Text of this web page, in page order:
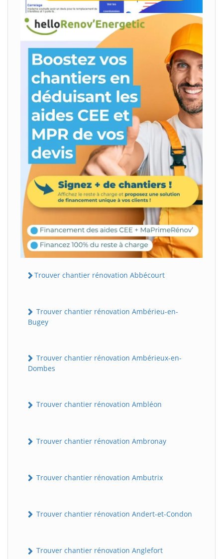
Trouver chantier rénovation Abbécourt
Trouver chantier rénovation Ambérieu-en-
Bugey
Trouver chantier rénovation Ambérieux-en-
Dombes
Trouver chantier rénovation Ambléon
Trouver chantier rénovation Ambronay
Trouver chantier rénovation Ambutrix
Trouver chantier rénovation Andert-et-Condon
Trouver chantier rénovation Anglefort